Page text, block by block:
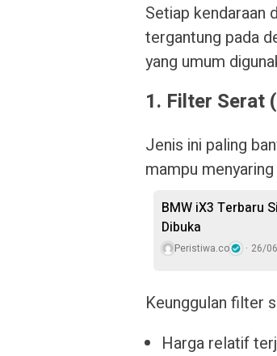
Setiap kendaraan
tergantung pada
yang umum
1. Filter Serat
Jenis ini paling
mampu
BMW iX3 Terbaru
Dibuka
Peristiwa.co 26/
Keunggulan filter
Harga relatif